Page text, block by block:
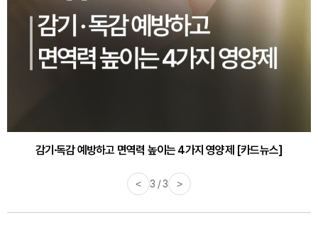
감기·독감 예방하고 면역력 높이는 4가지 영양제 [카드뉴스]
< 3 / 3 >